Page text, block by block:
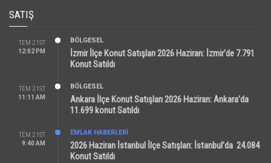
SATIŞ
TEM 21ST
12:02 PM
BÖLGESEL
İzmir İlçe Konut Satışları 2026 Haziran: İzmir’de 7.791
Konut Satıldı
TEM 21ST
11:11 AM
BÖLGESEL
Ankara İlçe Konut Satışları 2026 Haziran: Ankara’da
11.699 konut Satıldı
TEM 21ST
9:40 AM
EMLAK HABERLERI
2026 Haziran İstanbul İlçe Satışları: İstanbul’da 24.084
Konut Satıldı